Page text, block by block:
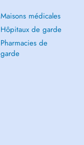
Maisons médicales
Hôpitaux de garde
Pharmacies de
garde